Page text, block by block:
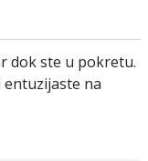
dok ste u pokretu.
entuzijaste na